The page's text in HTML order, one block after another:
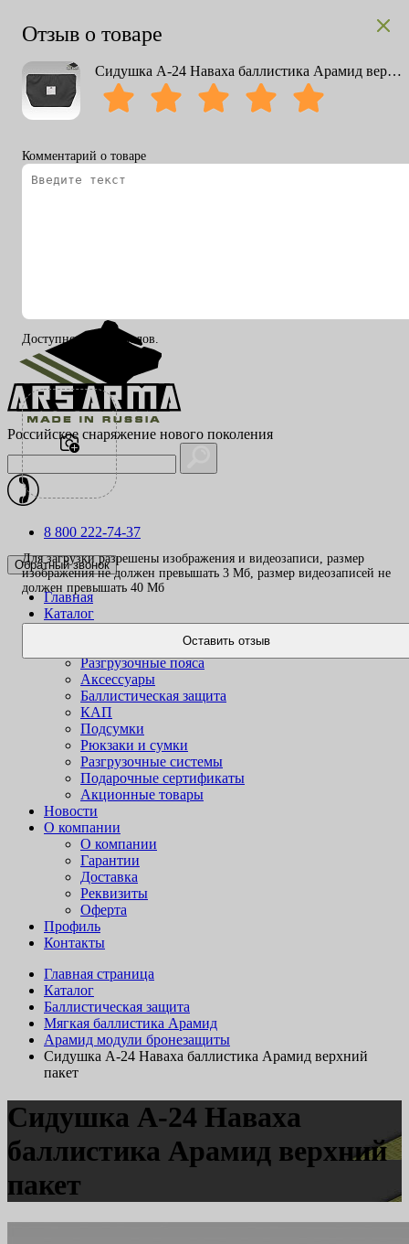
Российское снаряжение нового поколения
8 800 222-74-37
Обратный звонок
Главная
Каталог
Разгрузочные пояса
Аксессуары
Баллистическая защита
КАП
Подсумки
Рюкзаки и сумки
Разгрузочные системы
Подарочные сертификаты
Акционные товары
Новости
О компании
О компании
Гарантии
Доставка
Реквизиты
Оферта
Профиль
Контакты
Главная страница
Каталог
Баллистическая защита
Мягкая баллистика Арамид
Арамид модули бронезащиты
Сидушка А-24 Наваха баллистика Арамид верхний
пакет
Сидушка А-24 Наваха
баллистика Арамид верхний
пакет
Отзыв о товаре
Сидушка А-24 Наваха баллистика Арамид верхний пакет
Комментарий о товаре
Доступно 200 символов.
Для загрузки разрешены изображения и видеозаписи, размер
изображения не должен превышать 3 Mб, размер видеозаписей не
должен превышать 40 Mб
Оставить отзыв